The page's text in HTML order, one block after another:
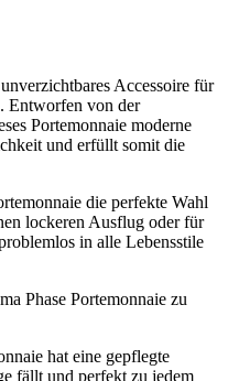
Accessoire für
Entworfen von der
Portemonnaie moderne
und erfüllt somit die
die perfekte Wahl
lockeren Ausflug oder für
in alle Lebensstile
Phase Portemonnaie zu
hat eine gepflegte
fällt und perfekt zu jedem